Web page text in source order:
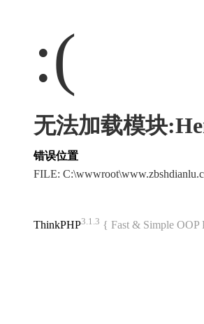
:(
无法加载模块
错误位置
FILE:
ThinkPHP3.1.3 { Fast & Simple